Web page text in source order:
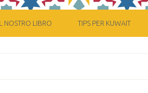
NOSTRO LIBRO TIPS PER KUWAIT